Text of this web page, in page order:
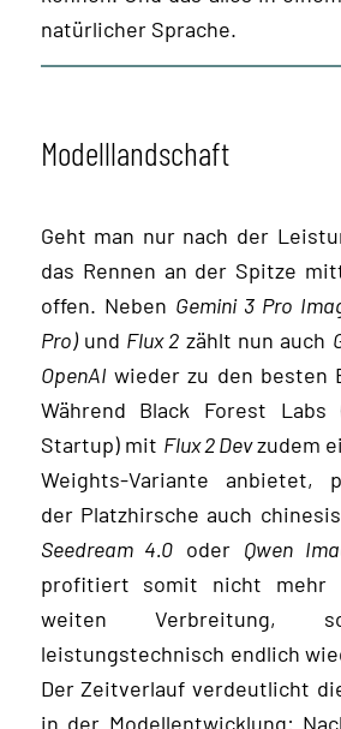
natürlicher Sprache.
Modelllandschaft
Geht man nur nach der
das Rennen an der Spitze
offen. Neben Gemini 3 Pro
Pro)und Flux 2 zählt nun auch
OpenAI wieder zu den besten
Während Black Forest Labs
Startup) mit Flux 2 Devzudem
Weights-Variante anbietet,
der Platzhirsche auch
Seedream 4.0 oder Qwen
profitiert somit nicht mehr
weiten Verbreitung,
leistungstechnisch endlich
Der Zeitverlauf verdeutlicht
in der Modellentwicklung: